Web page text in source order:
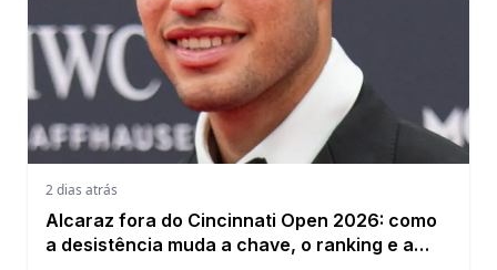
2 dias atrás
Alcaraz fora do Cincinnati Open 2026: como
a desistência muda a chave, o ranking e a